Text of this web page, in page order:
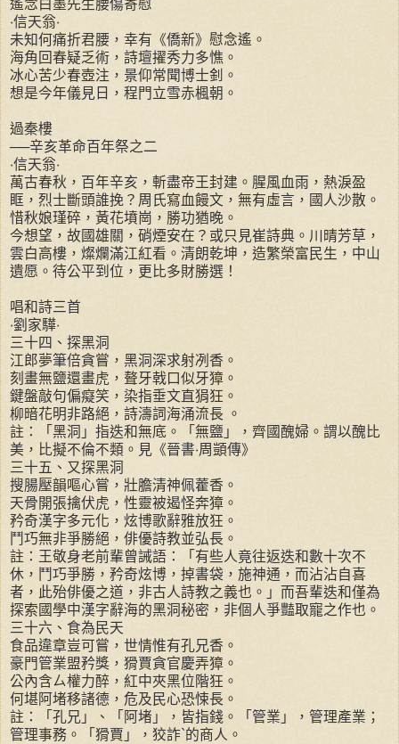
遙念白墨先生腰傷寄慰
‧信天翁‧
未知何痛折君腰，幸有《僑新》慰念遙。
海角回春疑乏術，詩壇擢秀力多憔。
冰心苦少春壺注，景仰常聞博士釗。
想是今年儀見日，程門立雪赤楓朝。
過秦樓
──辛亥革命百年祭之二
‧信天翁‧
萬古春秋，百年辛亥，斬盡帝王封建。腥風血雨，熱淚盈
眶，烈士斷頭誰挽？周氏寫血饅文，無有虛言，國人沙散。
惜秋娘瑾碎，黃花墳崗，勝功猶晚。
今想望，故國雄關，硝煙安在？或只見崔詩典。川晴芳草，
雲白高樓，燦爛滿江紅看。清朗乾坤，造繁榮富民生，中山
遺愿。待公平到位，更比多財勝選！
唱和詩三首
‧劉家驊‧
三十四、探黑洞
江郎夢筆倍貪嘗，黑洞深求射冽香。
刻畫無鹽還畫虎，聱牙戟口似牙獐。
鍵盤敲句偏癡笑，染指垂文直狷狂。
柳暗花明非路絕，詩濤詞海涌流長 。
註：「黑洞」指迭和無底。「無鹽」，齊國醜婦。謂以醜比
美，比擬不倫不類。見《晉書‧周顗傳》
三十五、又探黑洞
搜腸壓韻嘔心嘗，壯膽清神佩藿香。
天骨開張擒伏虎，性靈被遏怪奔獐。
矜奇漢字多元化，炫博歌辭雅放狂。
鬥巧無非爭勝絕，俳優詩教並弘長。
註：王敬身老前輩曾誡語：「有些人竟往返迭和數十次不
休，鬥巧爭勝，矜奇炫博，掉書袋，施神通，而沾沾自喜
者，此殆俳優之道，非古人詩教之義也。」而吾輩迭和僅為
探索國學中漢字辭海的黑洞秘密，非個人爭豔取寵之作也。
三十六、食為民天
食品違章豈可嘗，世情惟有孔兄香。
豪門管業盟矜獎，猾賈貪官慶弄獐。
公內含ㄙ權力醉，紅中夾黑位階狂。
何堪阿堵移諸德，危及民心恐悚長。
註：「孔兄」、「阿堵」，皆指錢。「管業」，管理產業；
管理事務。「猾賈」，狡詐`的商人。